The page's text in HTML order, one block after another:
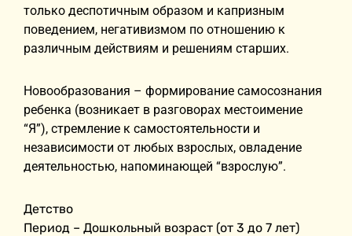
только деспотичным образом и капризным
поведением, негативизмом по отношению к
различным действиям и решениям старших.
Новообразования – формирование самосознания
ребенка (возникает в разговорах местоимение
“Я”), стремление к самостоятельности и
независимости от любых взрослых, овладение
деятельностью, напоминающей “взрослую”.
Детство
Период – Дошкольный возраст (от 3 до 7 лет)